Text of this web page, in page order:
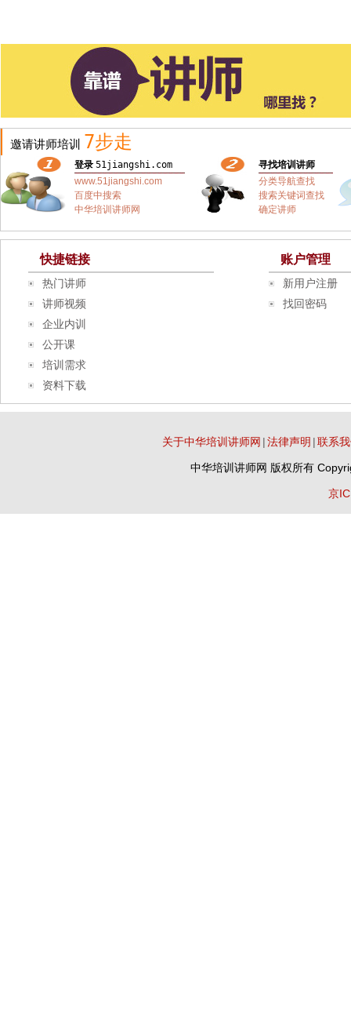
邀请讲师培训 7步走
登录 51jiangshi.com
www.51jiangshi.com
百度中搜索
中华培训讲师网
寻找培训讲师
分类导航查找
搜索关键词查找
确定讲师
快捷链接
热门讲师
讲师视频
企业内训
公开课
培训需求
资料下载
账户管理
新用户注册
找回密码
关于中华培训讲师网 |法律声明 |联系
中华培训讲师网 版权所有
京